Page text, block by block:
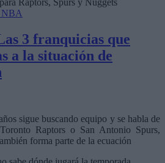
NBA
3 franquicias que
a la situación de
sigue buscando equipo y se habla de
Raptors o San Antonio Spurs,
forma parte de la ecuación